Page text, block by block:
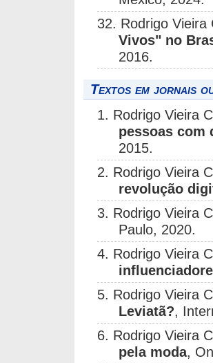
32. Rodrigo
Vivos" no
2016.
Textos em jornais
1. Rodrigo Vieira
pessoas com
2015.
2. Rodrigo Vieira
revolução
3. Rodrigo Vieira
Paulo, 2020.
4. Rodrigo Vieira
5. Rodrigo Vieira
Leviatã?,
6. Rodrigo Vieira
pela moda,